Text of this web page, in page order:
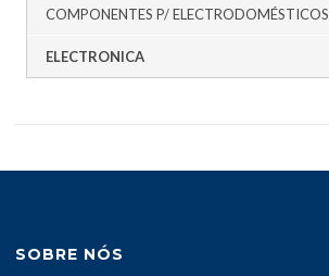
COMPONENTES P/ ELECTRODOMÉSTICOS
ELECTRONICA
SOBRE NÓS